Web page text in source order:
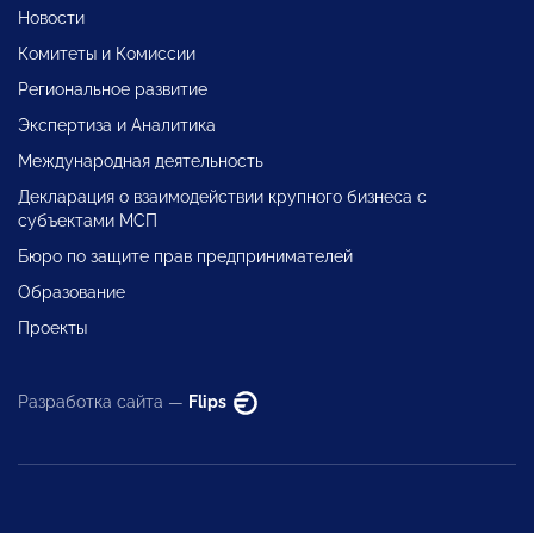
Новости
Комитеты и Комиссии
Региональное развитие
Экспертиза и Аналитика
Международная деятельность
Декларация о взаимодействии крупного бизнеса с
субъектами МСП
Бюро по защите прав предпринимателей
Образование
Проекты
Разработка сайта — Flips